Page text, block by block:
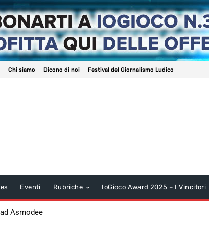
Chi siamo Dicono di noi Festival del Giornalismo Ludico
Eventi Rubriche IoGioco Award 2025 – I Vincitori
Asmodee